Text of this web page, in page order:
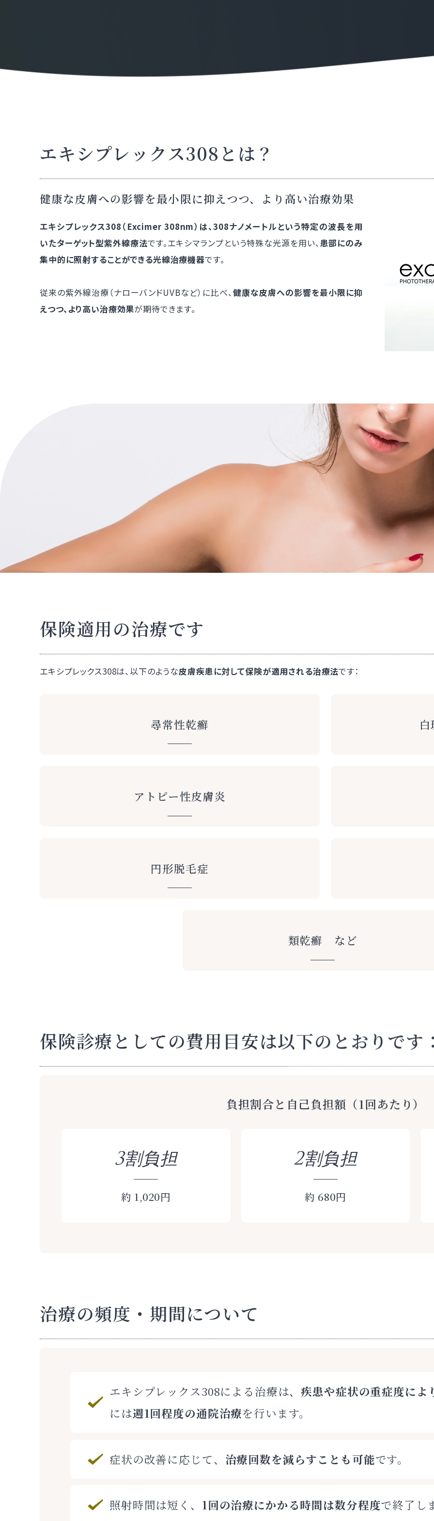
エキシプレックス308とは？
健康な皮膚への影響を最小限に抑えつつ、より高い治療効果
エキシプレックス308（Excimer 308nm）は、308ナノメートルという特定の波長を用
いたターゲット型紫外線療法です。エキシマランプという特殊な光源を用い、患部にのみ
集中的に照射することができる光線治療機器です。
従来の紫外線治療（ナローバンドUVBなど）に比べ、健康な皮膚への影響を最小限に抑
えつつ、より高い治療効果が期待できます。
保険適用の治療です
エキシプレックス308は、以下のような皮膚疾患に対して保険が適用される治療法です：
尋常性乾癬
アトピー性皮膚炎
円形脱毛症
類乾癬 など
保険診療としての費用目安は以下のとおりです
負担割合と自己負担額 （1回あたり）
3割負担
約 1,020円
2割負担
約 680円
治療の頻度・期間について
エキシプレックス308による治療は、疾患や症状の重症度によ
には週1回程度の通院治療を行います。
症状の改善に応じて、 治療回数を減らすことも可能です。
照射時間は短く、 1回の治療にかかる時間は数分程度で終了し